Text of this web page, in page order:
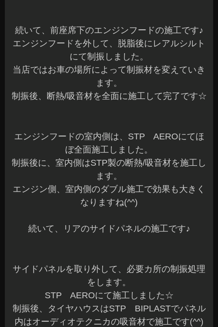
続いて、前座席下のエンジンフードの施工です♪
エンジンフードを外して、脱脂後にレアルシルト
にて制振しました。
当店ではお車の場所によって制振材を変えていき
ます。
制振後、断熱/吸音材を全面に施工して完了です☆
エンジンフードの室内側は、STP AEROにてほ
ぼ全面施工しました。
制振後に、室内側はSTP製の断熱/吸音材を施工し
ます。
エンジン側、室内側のダブル施工で効果も大きく
なりますね(^^)
続いて、リアのサイドパネルの施工です♪
サイドパネルを取り外して、必要カ所の制振処理
をします。
STP AEROにて施工しました☆
制振後、タイヤハウスはSTP BIPLASTでパネル
内はオーディオテクニカの吸音材で施工です(^^)